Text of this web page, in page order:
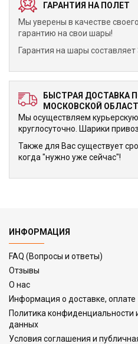
ГАРАНТИЯ НА ПОЛЕТ
Мы уверены в качестве
гарантию на свои шары!
Гарантия на шары составляет
БЫСТРАЯ ДОСТАВКА
МОСКОВСКОЙ
Мы осуществляем
круглосуточно. Шарики
Также для Вас существует
когда "нужно уже сейчас"!
ИНФОРМАЦИЯ
FAQ (Вопросы и ответы)
Отзывы
О нас
Информация о доставке, оплате
Политика конфиденциальности
данных
Условия соглашения и